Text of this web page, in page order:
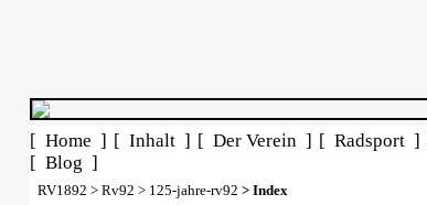
[ Home ] [ Inhalt ] [ Der Verein ] [ Radsport ]
[ Blog ]
RV1892 > Rv92 > 125-jahre-rv92 > Index